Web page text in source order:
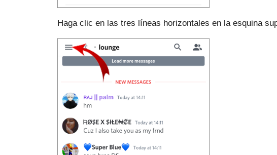
Haga clic en las tres líneas horizontales en la esquina